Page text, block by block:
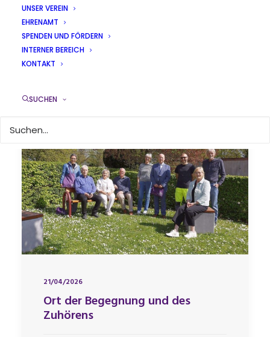
UNSER VEREIN
EHRENAMT
SPENDEN UND FÖRDERN
INTERNER BEREICH
KONTAKT
SUCHEN
21/04/2026
Ort der Begegnung und des
Zuhörens